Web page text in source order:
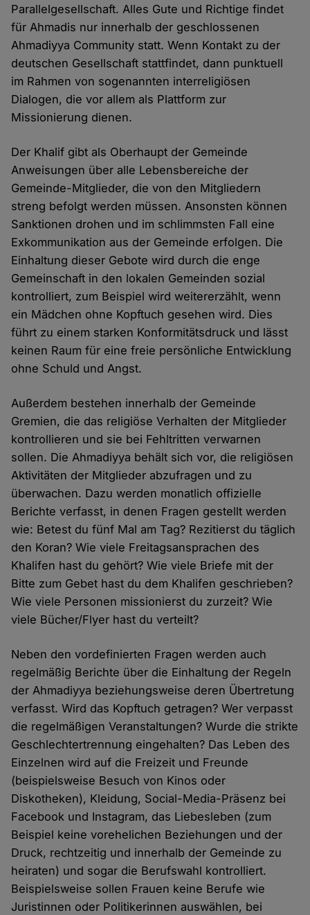
Parallelgesellschaft. Alles Gute und Richtige findet
für Ahmadis nur innerhalb der geschlossenen
Ahmadiyya Community statt. Wenn Kontakt zu der
deutschen Gesellschaft stattfindet, dann punktuell
im Rahmen von sogenannten interreligiösen
Dialogen, die vor allem als Plattform zur
Missionierung dienen.
Der Khalif gibt als Oberhaupt der Gemeinde
Anweisungen über alle Lebensbereiche der
Gemeinde-Mitglieder, die von den Mitgliedern
streng befolgt werden müssen. Ansonsten können
Sanktionen drohen und im schlimmsten Fall eine
Exkommunikation aus der Gemeinde erfolgen. Die
Einhaltung dieser Gebote wird durch die enge
Gemeinschaft in den lokalen Gemeinden sozial
kontrolliert, zum Beispiel wird weitererzählt, wenn
ein Mädchen ohne Kopftuch gesehen wird. Dies
führt zu einem starken Konformitätsdruck und lässt
keinen Raum für eine freie persönliche Entwicklung
ohne Schuld und Angst.
Außerdem bestehen innerhalb der Gemeinde
Gremien, die das religiöse Verhalten der Mitglieder
kontrollieren und sie bei Fehltritten verwarnen
sollen. Die Ahmadiyya behält sich vor, die religiösen
Aktivitäten der Mitglieder abzufragen und zu
überwachen. Dazu werden monatlich offizielle
Berichte verfasst, in denen Fragen gestellt werden
wie: Betest du fünf Mal am Tag? Rezitierst du täglich
den Koran? Wie viele Freitagsansprachen des
Khalifen hast du gehört? Wie viele Briefe mit der
Bitte zum Gebet hast du dem Khalifen geschrieben?
Wie viele Personen missionierst du zurzeit? Wie
viele Bücher/Flyer hast du verteilt?
Neben den vordefinierten Fragen werden auch
regelmäßig Berichte über die Einhaltung der Regeln
der Ahmadiyya beziehungsweise deren Übertretung
verfasst. Wird das Kopftuch getragen? Wer verpasst
die regelmäßigen Veranstaltungen? Wurde die strikte
Geschlechtertrennung eingehalten? Das Leben des
Einzelnen wird auf die Freizeit und Freunde
(beispielsweise Besuch von Kinos oder
Diskotheken), Kleidung, Social-Media-Präsenz bei
Facebook und Instagram, das Liebesleben (zum
Beispiel keine vorehelichen Beziehungen und der
Druck, rechtzeitig und innerhalb der Gemeinde zu
heiraten) und sogar die Berufswahl kontrolliert.
Beispielsweise sollen Frauen keine Berufe wie
Juristinnen oder Politikerinnen auswählen, bei